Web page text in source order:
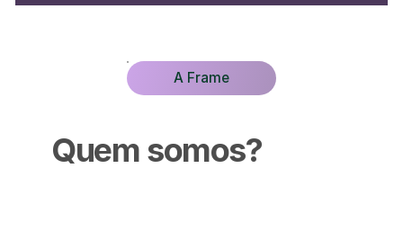
A Frame
Quem somos?